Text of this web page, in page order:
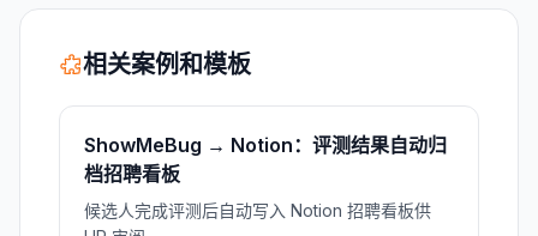
相关案例和模板
ShowMeBug → Notion：评测结果自动归
档招聘看板
候选人完成评测后自动写入 Notion 招聘看板供